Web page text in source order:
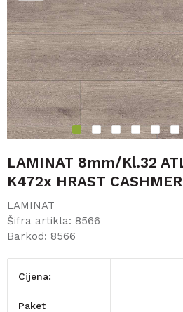
1 2 3 4 5 6
LAMINAT 8mm/Kl.32
K472x HRAST
LAMINAT
Šifra artikla: 8566
Barkod: 8566
Cijena:
paket